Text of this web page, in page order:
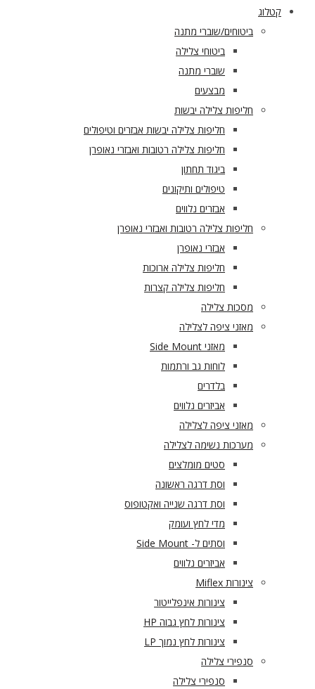
קטלוג
ביטוחים/שוברי מתנה
ביטוחי צלילה
שוברי מתנה
מבצעים
חליפות צלילה יבשות
חליפות צלילה יבשות אבזרים וטיפולים
חליפות צלילה רטובות ואבזרי נאופרן
ביגוד תחתון
טיפולים ותיקונים
אבזרים נלווים
חליפות צלילה רטובות ואבזרי נאופרן
אבזרי נאופרן
חליפות צלילה ארוכות
חליפות צלילה קצרות
מסכות צלילה
מאזני ציפה לצלילה
מאזני Side Mount
לוחות גב ורתמות
בלדרים
אביזרים נלווים
מאזני ציפה לצלילה
מערכות נשימה לצלילה
סטים מומלצים
וסת דרגה ראשונה
וסת דרגה שנייה ואקטופוס
מדי לחץ ועומק
וסתים ל- Side Mount
אביזרים נלווים
צינורות Miflex
צינורות אינפלייטור
צינורות לחץ גבוה HP
צינורות לחץ נמוך LP
סנפירי צלילה
סנפירי צלילה